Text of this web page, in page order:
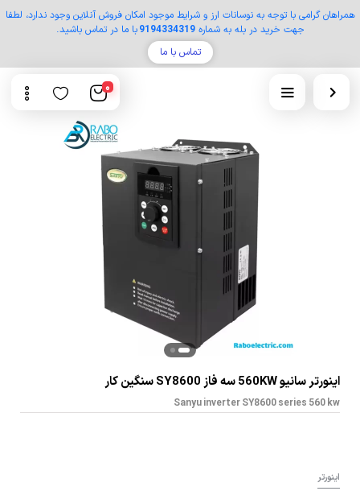
همراهان گرامی با توجه به نوسانات ارز و شرایط موجود امکان فروش آنلاین وجود ندارد، لطفا
جهت خرید در بله به شماره9194334319با ما در تماس باشید.
تماس با ما
0
اینورتر سانیو 560KW سه فاز SY8600 سنگین کار
Sanyu inverter SY8600 series 560 kw
اینورتر